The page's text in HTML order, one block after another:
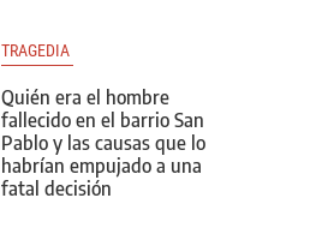
TRAGEDIA
Quién era el hombre
fallecido en el barrio San
Pablo y las causas que lo
habrían empujado a una
fatal decisión